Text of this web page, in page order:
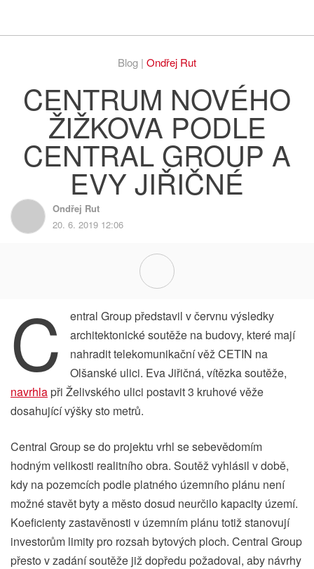
Blog | Ondřej Rut
CENTRUM NOVÉHO
ŽIŽKOVA PODLE
CENTRAL GROUP A
EVY JIŘIČNÉ
Ondřej Rut
20. 6. 2019 12:06
C
entral Group představil v červnu výsledky
architektonické soutěže na budovy, které mají
nahradit telekomunikační věž CETIN na
Olšanské ulici. Eva Jiřičná, vítězka soutěže,
navrhlapři Želivského ulici postavit 3 kruhové věže
dosahující výšky sto metrů.
Central Group se do projektu vrhl se sebevědomím
hodným velikosti realitního obra. Soutěž vyhlásil v době,
kdy na pozemcích podle platného územního plánu není
možné stavět byty a město dosud neurčilo kapacity území.
Koeficienty zastavěnosti v územním plánu totiž stanovují
investorům limity pro rozsah bytových ploch. Central Group
přesto v zadání soutěže již dopředu požadoval, aby návrhy